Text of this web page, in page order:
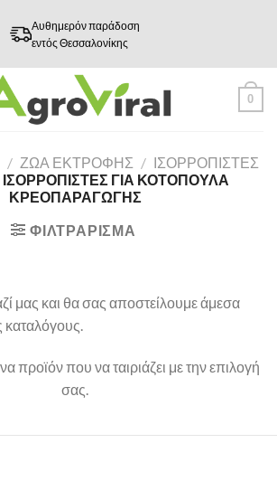
Αυθημερόν παράδοση
εντός Θεσσαλονίκης
0
/ ΖΩΑ ΕΚΤΡΟΦΗΣ / ΙΣΟΡΡΟΠΙΣΤΕΣ
ΙΣΟΡΡΟΠΙΣΤΈΣ ΓΙΑ ΚΟΤΌΠΟΥΛΑ
ΚΡΕΟΠΑΡΑΓΩΓΉΣ
ΦΙΛΤΡΆΡΙΣΜΑ
μας και θα σας αποστείλουμε άμεσα
καταλόγους.
προϊόν που να ταιριάζει με την επιλογή
σας.